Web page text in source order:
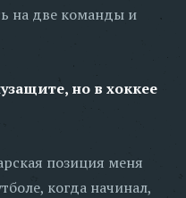
на две команды и
но в хоккее
позиция меня
когда начинал,